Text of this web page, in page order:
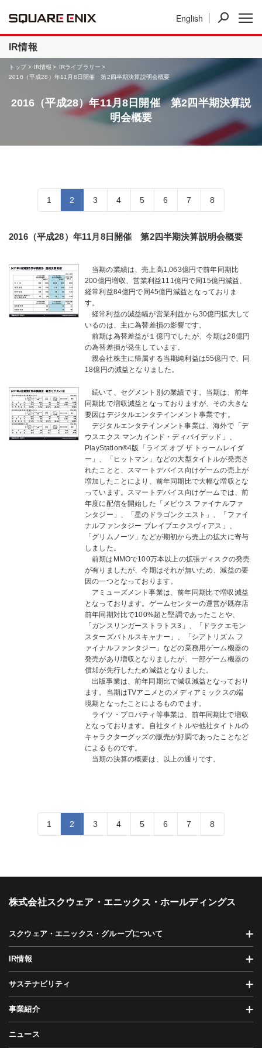
English
IR情報 事業紹介
IR情報
トップ IR情報
IRライブラリー
2016（平成28）年11月8日開催 第2四半期決算説明会概要
2016（平成28）年11月8日開催 第2四半期決算説
明会概要
1 2 3 4 5 6 7 8
2016（平成28）年11月8日開催 第2四半期決算説明会概要
当期の業績は、売上高1,063億円で前年同期比
200億円増収、営業利益111億円で同15億円減益、
経常利益84億円で同45億円減益となっておりま
す。
経常利益の減益幅が営業利益から30億円拡大して
いるのは、主に為替差損の影響です。
前期は為替差益が１億円でしたが、今期は28億円
の為替差損が発生しています。
親会社株主に帰属する当期純利益は55億円で、同
18億円の減益となりました。
続いて、セグメント別の業績です。当期は、前年
同期比で増収減益となっておりますが、その大きな
要因はデジタルエンタテインメント事業です。
デジタルエンタテインメント事業は、海外で「デ
ウスエクス マンカインド・ディバイデッド」、
PlayStation®4版「ライズ オブ ザ トゥームレイダ
ー」、「ヒットマン」などの大型タイトルが発売さ
れたことと、スマートデバイス向けゲームの売上が
増加したことにより、前年同期比で大幅な増収とな
っています。スマートデバイス向けゲームでは、前
年度に配信を開始した「メビウス ファイナルファ
ンタジー」、「星のドラゴンクエスト」、「ファイ
ナルファンタジー ブレイブエクスヴィアス」、
「グリムノーツ」などが期初から売上の拡大に寄与
しました。
前期はMMOで100万本以上の拡張ディスクの発売
が有りましたが、今期はそれが無いため、減益の要
因の一つとなっております。
アミューズメント事業は、前年同期比で増収減益
となっております。ゲームセンターの運営が既存店
前年同期対比で100%超と堅調であったことや、
「ガンスリンガーストラトス3」、「ドラクエモン
スターズバトルスキャナー」、「シアトリズム フ
ァイナルファンタジー」などの業務用ゲーム機器の
発売があり増収となりましたが、一部ゲーム機器の
償却が先行したため減益となりました。
出版事業は、前年同期比で減収減益となっており
ます。当期はTVアニメとのメディアミックスの端
境期となったことによるものでます。
ライツ・プロパティ等事業は、前年同期比で増収
となっております。自社タイトルや他社タイトルの
キャラクターグッズの販売が好調であったことなど
によるものです。
当期の決算の概要は、以上の通りです。
1 2 3 4 5 6 7 8
株式会社スクウェア・エニックス・ホールディングス
スクウェア・エニックス・グループについて
IR情報
サステナビリティ
事業紹介
ニュース